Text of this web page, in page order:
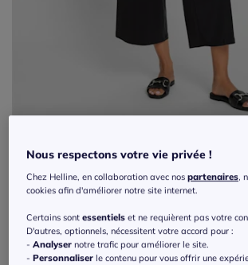
Combinaisons à encolure en V
latérales
Couleur :noir
Nous respectons votre vie privée !
Chez Helline, en collaboration avec nospartenaires,
cookies afin d'améliorer notre site internet.
Certains sontessentiels et ne requièrent pas votre
D'autres, optionnels, nécessitent votre accord pour :
-Analyser notre trafic pour améliorer le site.
-Personnaliser le contenu pour vous offrir une